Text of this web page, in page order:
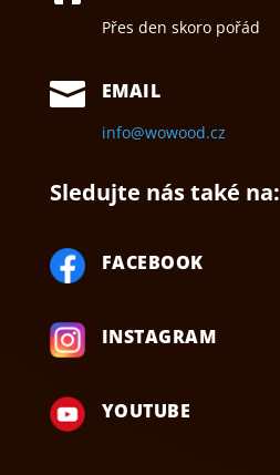
Přes den skoro pořád
 EMAIL
info@wowood.cz
Sledujte nás také na:
FACEBOOK
INSTAGRAM
YOUTUBE